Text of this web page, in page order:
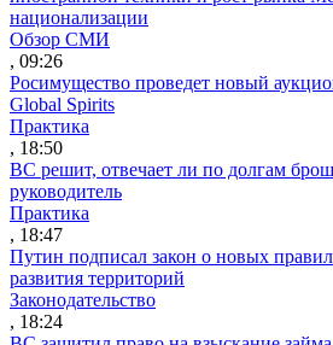
национализации
Обзор СМИ
, 09:26
Росимущество проведет новый
Global Spirits
Практика
, 18:50
ВС решит, отвечает ли по долгам
руководитель
Практика
, 18:47
Путин подписал закон о новых
развития территорий
Законодательство
, 18:24